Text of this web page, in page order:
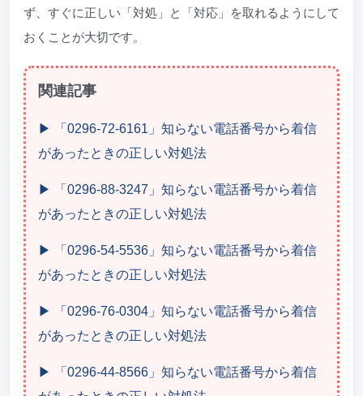
ず、すぐに正しい「対処」と「対応」を取れるようにして
おくことが大切です。
関連記事
▶ 「0296-72-6161」知らない電話番号から着信
があったときの正しい対処法
▶ 「0296-88-3247」知らない電話番号から着信
があったときの正しい対処法
▶ 「0296-54-5536」知らない電話番号から着信
があったときの正しい対処法
▶ 「0296-76-0304」知らない電話番号から着信
があったときの正しい対処法
▶ 「0296-44-8566」知らない電話番号から着信